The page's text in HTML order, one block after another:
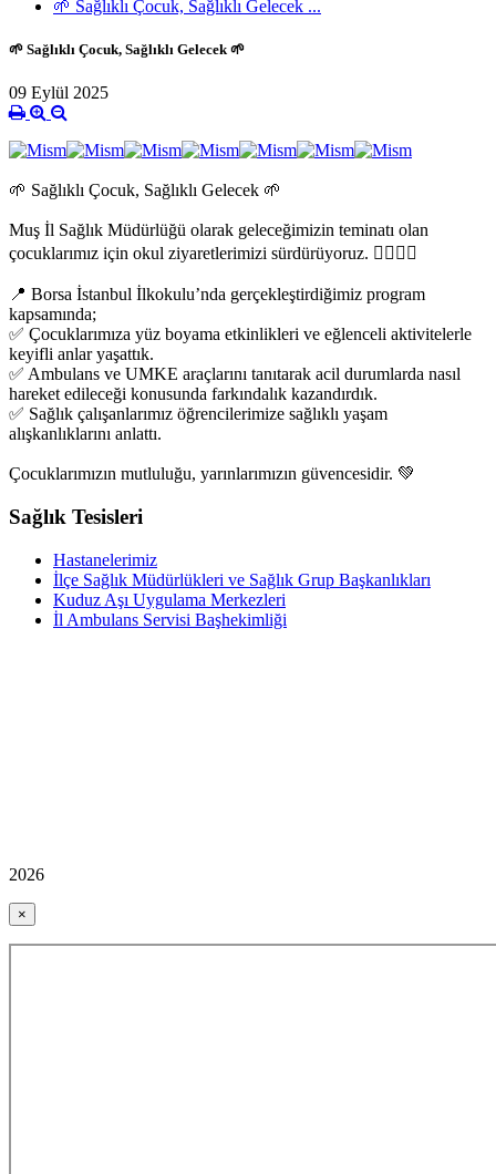
🌱 Sağlıklı Çocuk, Sağlıklı Gelecek ...
🌱 Sağlıklı Çocuk, Sağlıklı Gelecek 🌱
09 Eylül 2025
🌱 Sağlıklı Çocuk, Sağlıklı Gelecek 🌱
Muş İl Sağlık Müdürlüğü olarak geleceğimizin teminatı olan
çocuklarımız için okul ziyaretlerimizi sürdürüyoruz. 👩‍⚕️👨‍⚕️
📍 Borsa İstanbul İlkokulu’nda gerçekleştirdiğimiz program
kapsamında;
✅ Çocuklarımıza yüz boyama etkinlikleri ve eğlenceli aktivitelerle
keyifli anlar yaşattık.
✅ Ambulans ve UMKE araçlarını tanıtarak acil durumlarda nasıl
hareket edileceği konusunda farkındalık kazandırdık.
✅ Sağlık çalışanlarımız öğrencilerimize sağlıklı yaşam
alışkanlıklarını anlattı.
Çocuklarımızın mutluluğu, yarınlarımızın güvencesidir. 💚
Sağlık Tesisleri
Hastanelerimiz
İlçe Sağlık Müdürlükleri ve Sağlık Grup Başkanlıkları
Kuduz Aşı Uygulama Merkezleri
İl Ambulans Servisi Başhekimliği
2026
×